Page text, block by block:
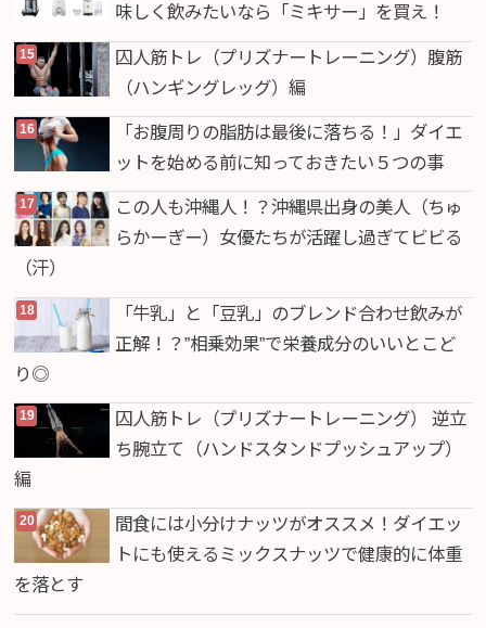
味しく飲みたいなら「ミキサー」を買え！
囚人筋トレ（プリズナートレーニング）腹筋
（ハンギングレッグ）編
「お腹周りの脂肪は最後に落ちる！」ダイエ
ットを始める前に知っておきたい５つの事
この人も沖縄人！？沖縄県出身の美人（ちゅ
らかーぎー）女優たちが活躍し過ぎてビビる
（汗）
「牛乳」と「豆乳」のブレンド合わせ飲みが
正解！？”相乗効果”で栄養成分のいいとこど
り◎
囚人筋トレ（プリズナートレーニング） 逆立
ち腕立て（ハンドスタンドプッシュアップ）
編
間食には小分けナッツがオススメ！ダイエッ
トにも使えるミックスナッツで健康的に体重
を落とす